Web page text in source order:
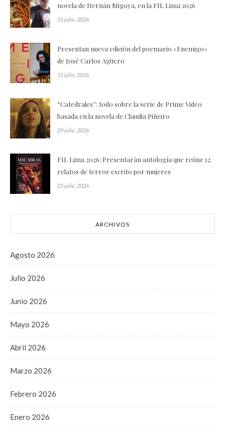
novela de Hernán Migoya, en la FIL Lima 2026
31 julio, 2026
Presentan nueva edición del poemario «Enemigo»
de José Carlos Agüero
31 julio, 2026
“Catedrales”: todo sobre la serie de Prime Video
basada en la novela de Claudia Piñeiro
29 julio, 2026
FIL Lima 2026: Presentarán antología que reúne 12
relatos de terror escrito por mujeres
25 julio, 2026
ARCHIVOS
Agosto 2026
Julio 2026
Junio 2026
Mayo 2026
Abril 2026
Marzo 2026
Febrero 2026
Enero 2026